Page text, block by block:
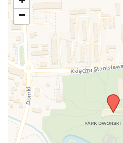
zmianach w powyższym
−